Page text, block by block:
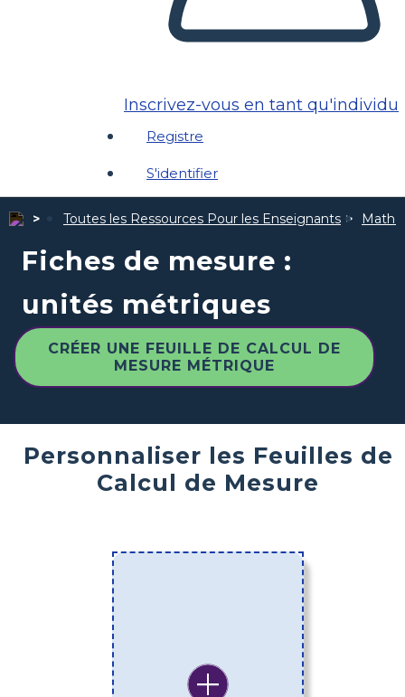
Inscrivez-vous en tant qu'individu
Registre
S'identifier
Toutes les Ressources Pour les Enseignants
Fiches de mesure :
unités métriques
CRÉER UNE FEUILLE DE CALCUL DE
MESURE MÉTRIQUE
Personnaliser les Feuilles de
Calcul de Mesure